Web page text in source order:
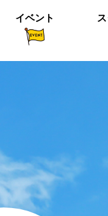
イベント
お知らせ